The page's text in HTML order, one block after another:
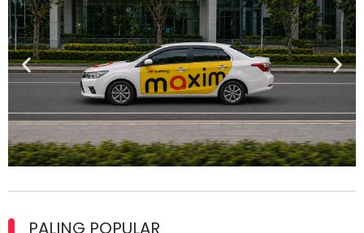
lesen separuh pertama 2026
PALING POPULAR